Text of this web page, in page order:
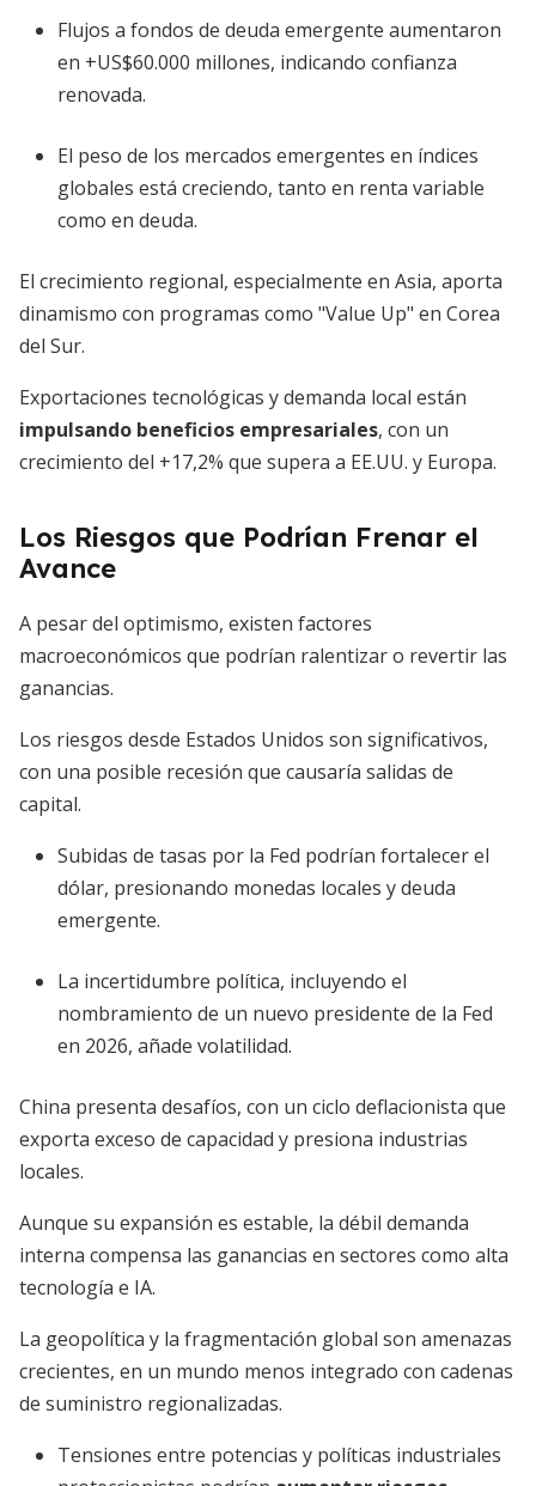
Flujos a fondos de deuda emergente aumentaron
en +US$60.000 millones, indicando confianza
renovada.
El peso de los mercados emergentes en índices
globales está creciendo, tanto en renta variable
como en deuda.
El crecimiento regional, especialmente en Asia, aporta
dinamismo con programas como "Value Up" en Corea
del Sur.
Exportaciones tecnológicas y demanda local están
impulsando beneficios empresariales, con un
crecimiento del +17,2% que supera a EE.UU. y Europa.
Los Riesgos que Podrían Frenar el
Avance
A pesar del optimismo, existen factores
macroeconómicos que podrían ralentizar o revertir las
ganancias.
Los riesgos desde Estados Unidos son significativos,
con una posible recesión que causaría salidas de
capital.
Subidas de tasas por la Fed podrían fortalecer el
dólar, presionando monedas locales y deuda
emergente.
La incertidumbre política, incluyendo el
nombramiento de un nuevo presidente de la Fed
en 2026, añade volatilidad.
China presenta desafíos, con un ciclo deflacionista que
exporta exceso de capacidad y presiona industrias
locales.
Aunque su expansión es estable, la débil demanda
interna compensa las ganancias en sectores como alta
tecnología e IA.
La geopolítica y la fragmentación global son amenazas
crecientes, en un mundo menos integrado con cadenas
de suministro regionalizadas.
Tensiones entre potencias y políticas industriales